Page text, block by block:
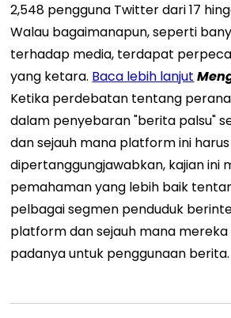
2,548 pengguna Twitter dari 17
Walau bagaimanapun, seperti
terhadap media, terdapat
yang ketara. Baca lebih lanjut
Ketika perdebatan tentang
dalam penyebaran "berita palsu"
dan sejauh mana platform ini harus
dipertanggungjawabkan, kajian ini
pemahaman yang lebih baik
pelbagai segmen penduduk
platform dan sejauh mana
padanya untuk penggunaan berita.